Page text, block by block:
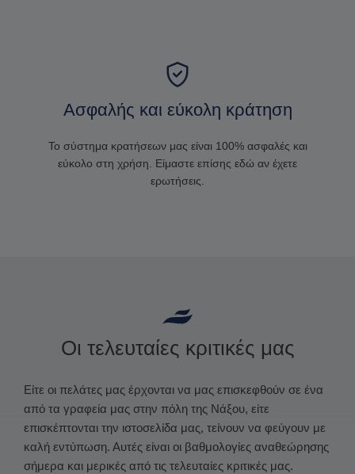
Ασφαλής και εύκολη κράτηση
Το σύστημα κρατήσεων μας είναι 100% ασφαλές και
εύκολο στη χρήση. Είμαστε επίσης εδώ αν έχετε
ερωτήσεις.
Οι τελευταίες κριτικές μας
Είτε οι πελάτες μας έρχονται να μας επισκεφθούν σε ένα
από τα γραφεία μας στην πόλη της Νάξου, είτε
επισκέπτονται την ιστοσελίδα μας, τείνουν να φεύγουν με
καλή εντύπωση. Αυτές είναι οι βαθμολογίες αναθεώρησης
σήμερα και μερικές από τις τελευταίες κριτικές μας.